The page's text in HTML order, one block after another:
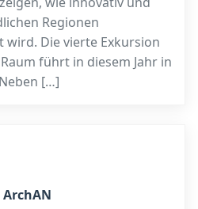
Regionen
wird. Die vierte Exkursion
führt in diesem Jahr in
[…]